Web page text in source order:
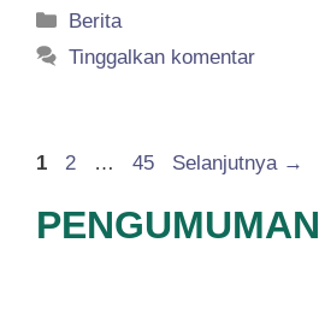
Kategori
Berita
Tinggalkan komentar
Halaman
1 Halaman
2 … Halaman
45 Selanjutnya →
PENGUMUMAN